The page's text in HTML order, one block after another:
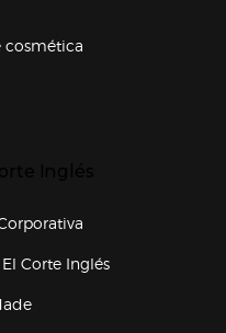
cosmética
Corte Inglés(abre en nueva
el corte inglés